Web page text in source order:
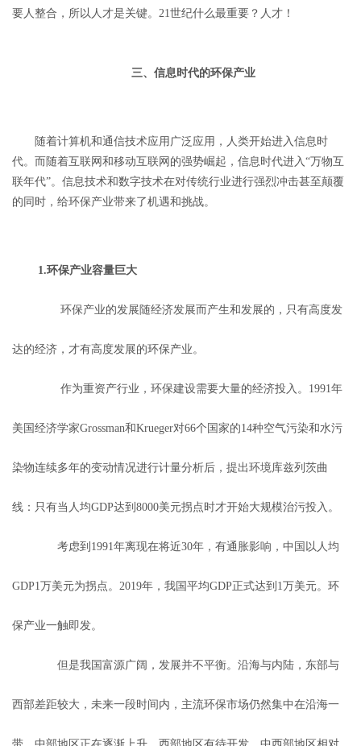
要人整合，所以人才是关键。21世纪什么最重要？人才！
三、信息时代的环保产业
随着计算机和通信技术应用广泛应用，人类开始进入信息时
代。而随着互联网和移动互联网的强势崛起，信息时代进入“万物互
联年代”。信息技术和数字技术在对传统行业进行强烈冲击甚至颠覆
的同时，给环保产业带来了机遇和挑战。
1.环保产业容量巨大
环保产业的发展随经济发展而产生和发展的，只有高度发
达的经济，才有高度发展的环保产业。
作为重资产行业，环保建设需要大量的经济投入。1991年
美国经济学家Grossman和Krueger对66个国家的14种空气污染和水污
染物连续多年的变动情况进行计量分析后，提出环境库兹列茨曲
线：只有当人均GDP达到8000美元拐点时才开始大规模治污投入。
考虑到1991年离现在将近30年，有通胀影响，中国以人均
GDP1万美元为拐点。2019年，我国平均GDP正式达到1万美元。环
保产业一触即发。
但是我国富源广阔，发展并不平衡。沿海与内陆，东部与
西部差距较大，未来一段时间内，主流环保市场仍然集中在沿海一